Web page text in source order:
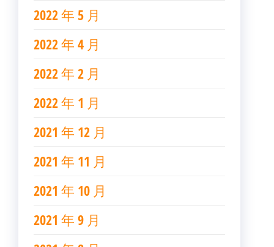
2022 年 5 月
2022 年 4 月
2022 年 2 月
2022 年 1 月
2021 年 12 月
2021 年 11 月
2021 年 10 月
2021 年 9 月